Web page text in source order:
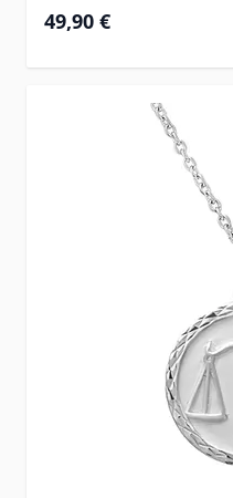
49,90 €